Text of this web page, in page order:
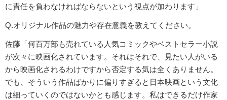
に責任を負わなければならないという視点が加わります」
Q.オリジナル作品の魅力や存在意義を教えてください。
佐藤「何百万部も売れている人気コミックやベストセラー小説
が次々に映画化されています。それはそれで、見たい人がいる
から映画化されるわけですから否定する気は全くありません。
でも、そういう作品ばかりに偏りすぎると日本映画という文化
は細っていくのではないかとも感じます。私はできるだけ作家